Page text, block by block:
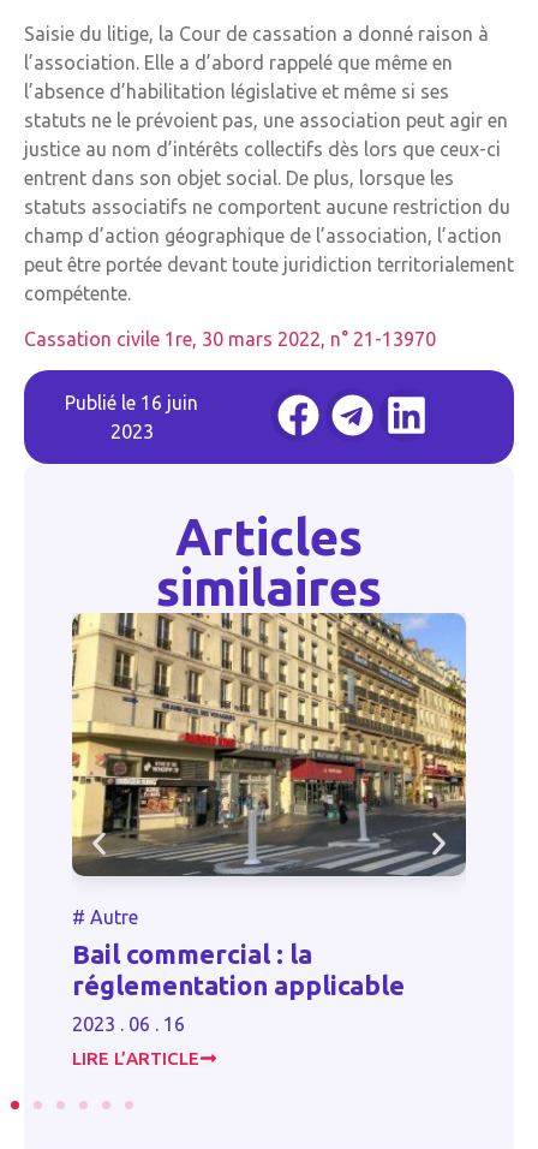
Saisie du litige, la Cour de cassation a donné raison à
l’association. Elle a d’abord rappelé que même en
l’absence d’habilitation législative et même si ses
statuts ne le prévoient pas, une association peut agir en
justice au nom d’intérêts collectifs dès lors que ceux-ci
entrent dans son objet social. De plus, lorsque les
statuts associatifs ne comportent aucune restriction du
champ d’action géographique de l’association, l’action
peut être portée devant toute juridiction territorialement
compétente.
Cassation civile 1re, 30 mars 2022, n° 21-13970
Publié le 16 juin
2023
Articles
similaires
# Autre
Bail commercial : la
réglementation applicable
2023 . 06 . 16
LIRE L’ARTICLE